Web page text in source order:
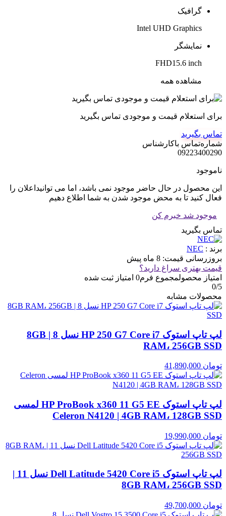
گرافیک
Intel UHD Graphics
نمایشگر
FHD15.6 inch
مشاهده همه
برای استعلام قیمت و موجودی تماس بگیرید
تماس بگیرید
شماره‌تماس‌ با‌کارشناس
09223400290
ناموجود
این محصول در حال حاضر موجود نمی باشد، اما می توانیداعلان را
فعال کنید تا به محض موجود شدن به شما اطلاع دهیم
موجود شد خبرم کن
تماس بگیرید
برند : NEC
بروزرسانی قیمت: 8 ماه پیش
قیمت بهتری سراغ دارید؟
امتیاز محصولمجموع فرم0 امتیاز ثبت شده
0/5
محصولات مشابه
لپ تاپ استوک HP 250 G7 Core i7 نسل 8 | 8GB
RAM، 256GB SSD
تومان
لپ تاپ استوک HP ProBook x360 11 G5 EE لمسی
Celeron N4120 | 4GB RAM، 128GB SSD
تومان
لپ تاپ استوک Dell Latitude 5420 Core i5 نسل 11 |
8GB RAM، 256GB SSD
تومان